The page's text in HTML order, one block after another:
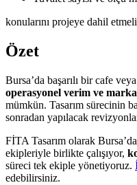
konularını projeye dahil
Özet
Bursa’da başarılı bir cafe
operasyonel verim ve
mümkün. Tasarım sürecinin
sonradan yapılacak
FİTA Tasarım olarak
ekipleriyle birlikte çalışıyor,
süreci tek ekiple yönetiyoruz.
edebilirsiniz.